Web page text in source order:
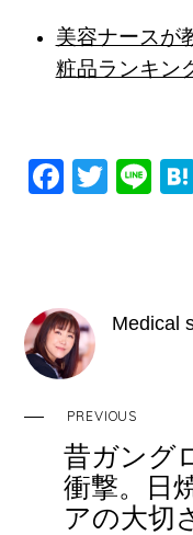
美容ナースが
粧品ランキン
F
b
o
o
k
T
Li
Medical
PREVIOUS
昔ガング
衝撃。日
アの大切